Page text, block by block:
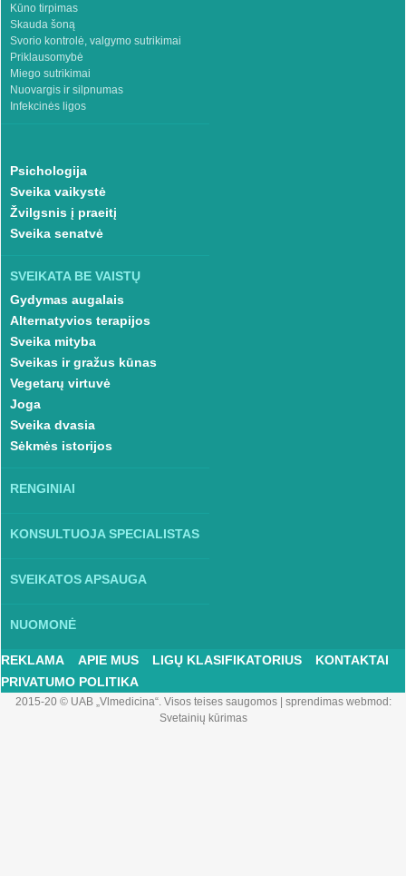
Kūno tirpimas
Skauda šoną
Svorio kontrolė, valgymo sutrikimai
Priklausomybė
Miego sutrikimai
Nuovargis ir silpnumas
Infekcinės ligos
Psichologija
Sveika vaikystė
Žvilgsnis į praeitį
Sveika senatvė
SVEIKATA BE VAISTŲ
Gydymas augalais
Alternatyvios terapijos
Sveika mityba
Sveikas ir gražus kūnas
Vegetarų virtuvė
Joga
Sveika dvasia
Sėkmės istorijos
RENGINIAI
KONSULTUOJA SPECIALISTAS
SVEIKATOS APSAUGA
NUOMONĖ
REKLAMA APIE MUS LIGŲ KLASIFIKATORIUS
KONTAKTAI
PRIVATUMO POLITIKA
2015-20 © UAB „Vlmedicina“. Visos teises saugomos| sprendimas webmod:
Svetainių kūrimas